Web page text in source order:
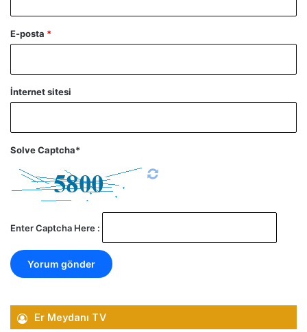
E-posta *
İnternet sitesi
Solve Captcha*
Enter Captcha Here :
Er Meydanı TV